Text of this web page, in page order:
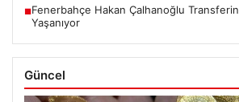
■Fenerbahçe Hakan Çalhanoğlu
Yaşanıyor
Güncel